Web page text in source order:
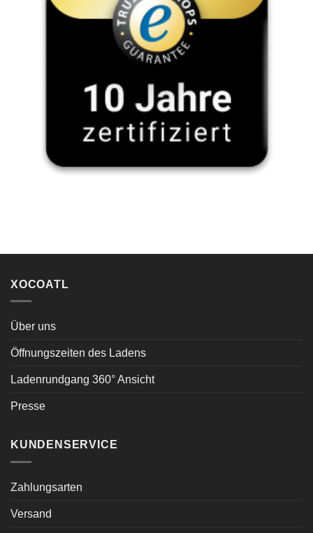
XOCOATL
Über uns
Öffnungszeiten des Ladens
Ladenrundgang 360° Ansicht
Presse
KUNDENSERVICE
Zahlungsarten
Versand